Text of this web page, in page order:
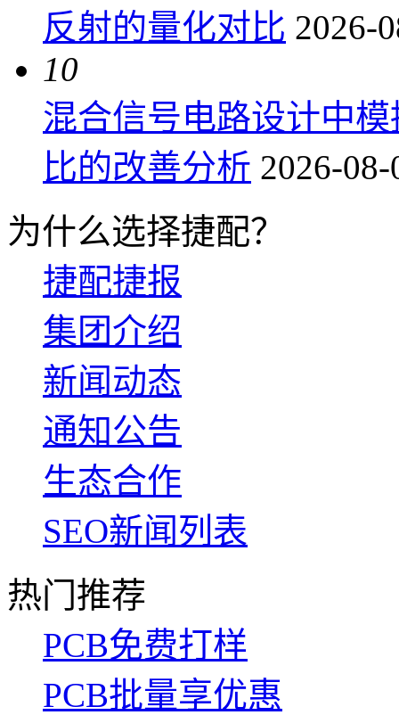
反射的量化对比 2026-
10
混合信号电路设计中
比的改善分析 2026-
为什么选择捷配？
捷配捷报
集团介绍
新闻动态
通知公告
生态合作
SEO新闻列表
热门推荐
PCB免费打样
PCB批量享优惠